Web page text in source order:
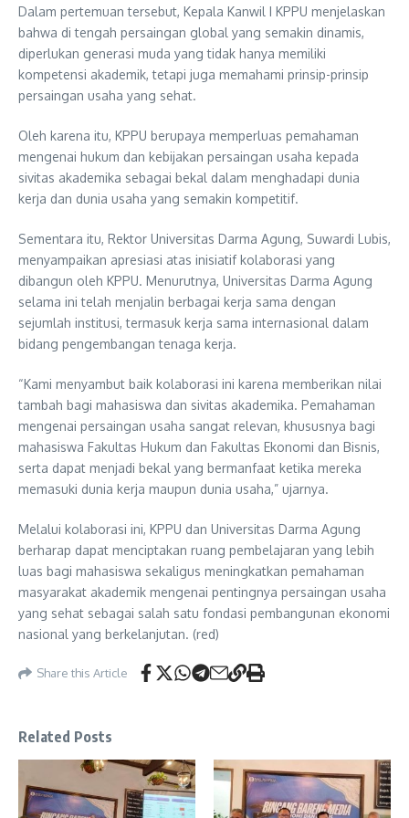
Dalam pertemuan tersebut, Kepala Kanwil I KPPU menjelaskan
bahwa di tengah persaingan global yang semakin dinamis,
diperlukan generasi muda yang tidak hanya memiliki
kompetensi akademik, tetapi juga memahami prinsip-prinsip
persaingan usaha yang sehat.
Oleh karena itu, KPPU berupaya memperluas pemahaman
mengenai hukum dan kebijakan persaingan usaha kepada
sivitas akademika sebagai bekal dalam menghadapi dunia
kerja dan dunia usaha yang semakin kompetitif.
Sementara itu, Rektor Universitas Darma Agung, Suwardi Lubis,
menyampaikan apresiasi atas inisiatif kolaborasi yang
dibangun oleh KPPU. Menurutnya, Universitas Darma Agung
selama ini telah menjalin berbagai kerja sama dengan
sejumlah institusi, termasuk kerja sama internasional dalam
bidang pengembangan tenaga kerja.
“Kami menyambut baik kolaborasi ini karena memberikan nilai
tambah bagi mahasiswa dan sivitas akademika. Pemahaman
mengenai persaingan usaha sangat relevan, khususnya bagi
mahasiswa Fakultas Hukum dan Fakultas Ekonomi dan Bisnis,
serta dapat menjadi bekal yang bermanfaat ketika mereka
memasuki dunia kerja maupun dunia usaha,” ujarnya.
Melalui kolaborasi ini, KPPU dan Universitas Darma Agung
berharap dapat menciptakan ruang pembelajaran yang lebih
luas bagi mahasiswa sekaligus meningkatkan pemahaman
masyarakat akademik mengenai pentingnya persaingan usaha
yang sehat sebagai salah satu fondasi pembangunan ekonomi
nasional yang berkelanjutan. (red)
Share this Article
Related Posts